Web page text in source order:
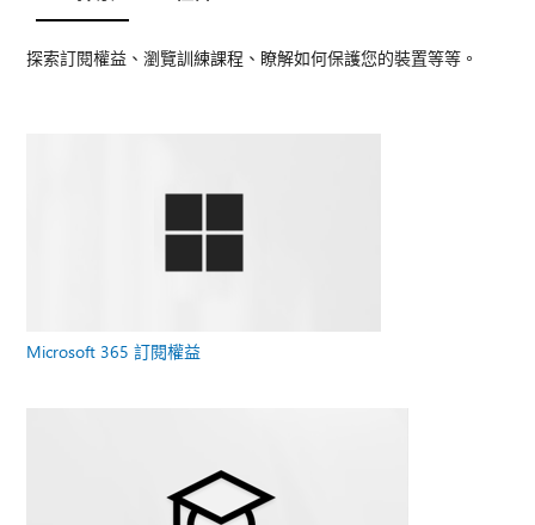
探索訂閱權益、瀏覽訓練課程、瞭解如何保護您的裝置等等。
Microsoft 365 訂閱權益